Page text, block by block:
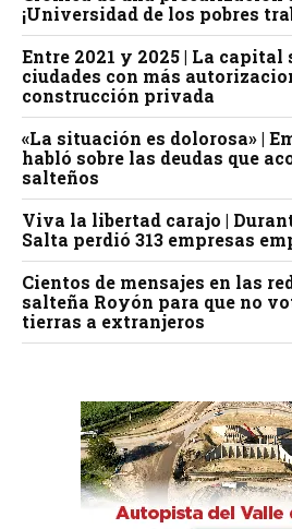
¡Universidad de los pobres
Entre 2021 y 2025 | La
ciudades con más
construcción privada
«La situación es dolorosa» |
habló sobre las deudas que
salteños
Viva la libertad carajo |
Salta perdió 313 empresas
Cientos de mensajes en las
salteña Royón para que no
tierras a extranjeros